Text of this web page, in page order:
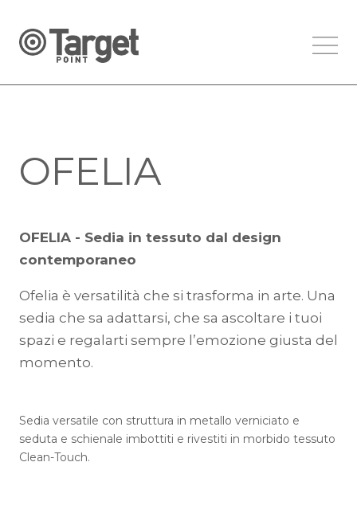
OFELIA
OFELIA - Sedia in tessuto dal design
contemporaneo
Ofelia è versatilità che si trasforma in arte. Una
sedia che sa adattarsi, che sa ascoltare i tuoi
spazi e regalarti sempre l’emozione giusta del
momento.
Sedia versatile con struttura in metallo verniciato e
seduta e schienale imbottiti e rivestiti in morbido tessuto
Clean-Touch.